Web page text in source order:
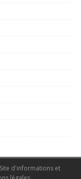
d'informations et